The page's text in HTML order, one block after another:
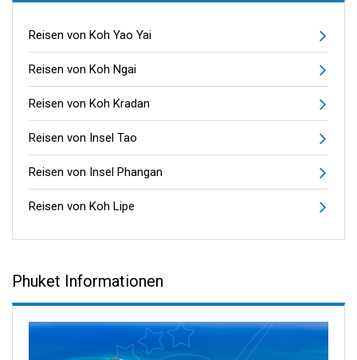
Reisen von Koh Yao Yai
Reisen von Koh Ngai
Reisen von Koh Kradan
Reisen von Insel Tao
Reisen von Insel Phangan
Reisen von Koh Lipe
Phuket Informationen